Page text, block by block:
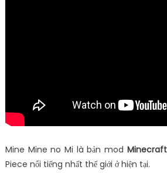
Mine Mine no Mi là bản mod Minecraft
Piece nổi tiếng nhất thế giới ở hiện tại.